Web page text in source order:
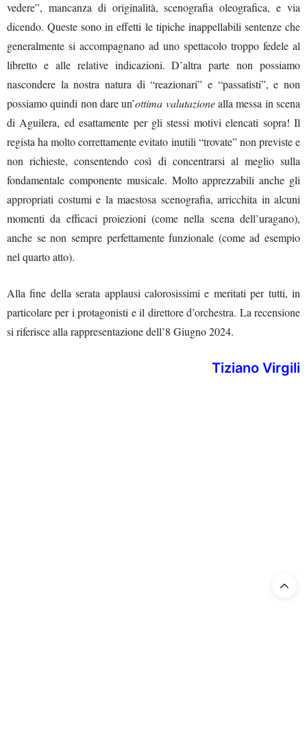
vedere”, mancanza di originalità, scenografia oleografica, e via
dicendo. Queste sono in effetti le tipiche inappellabili sentenze che
generalmente si accompagnano ad uno spettacolo troppo fedele al
libretto e alle relative indicazioni. D’altra parte non possiamo
nascondere la nostra natura di “reazionari” e “passatisti”, e non
possiamo quindi non dare un’ottima valutazionealla messa in scena
di Aguilera, ed esattamente per gli stessi motivi elencati sopra! Il
regista ha molto correttamente evitato inutili “trovate” non previste e
non richieste, consentendo così di concentrarsi al meglio sulla
fondamentale componente musicale. Molto apprezzabili anche gli
appropriati costumi e la maestosa scenografia, arricchita in alcuni
momenti da efficaci proiezioni (come nella scena dell’uragano),
anche se non sempre perfettamente funzionale (come ad esempio
nel quarto atto).
Alla fine della serata applausi calorosissimi e meritati per tutti, in
particolare per i protagonisti e il direttore d’orchestra. La recensione
si riferisce alla rappresentazione dell’8 Giugno 2024.
Tiziano Virgili